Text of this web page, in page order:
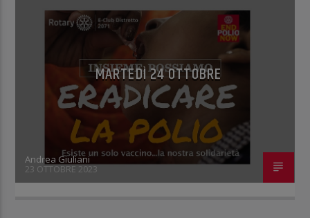
MARTEDÌ 24 OTTOBRE
Andrea Giuliani
23 OTTOBRE 2023